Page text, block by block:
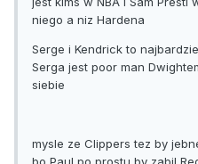
niego a niz Hardena
Serge i Kendrick to
Serga jest poor man
siebie
mysle ze Clippers tez by
bo Paul po prostu by zabil